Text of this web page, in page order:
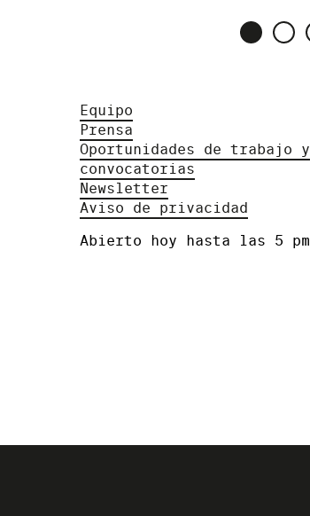
Equipo
Prensa
Oportunidades de trabajo y
convocatorias
Newsletter
Aviso de privacidad
Abierto hoy hasta las 5 pm